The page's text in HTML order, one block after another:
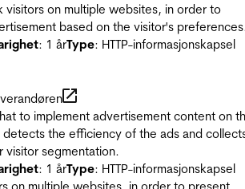
visitors on multiple websites, in order to
based on the visitor's
: 1 årType: HTTP-informasjonskapsel
to implement advertisement content on
the efficiency of the ads and
visitor segmentation.
: 1 årType: HTTP-informasjonskapsel